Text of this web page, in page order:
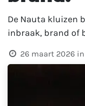
De Nauta kluizen
inbraak, brand of
26 maart 2026 in